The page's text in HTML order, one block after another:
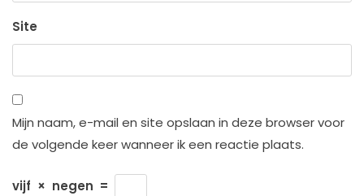
Site
Mijn naam, e-mail en site opslaan in deze browser voor
de volgende keer wanneer ik een reactie plaats.
vijf × negen =